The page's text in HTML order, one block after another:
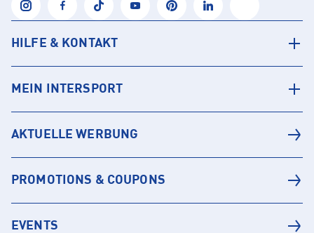
HILFE & KONTAKT
MEIN INTERSPORT
AKTUELLE WERBUNG
PROMOTIONS & COUPONS
EVENTS